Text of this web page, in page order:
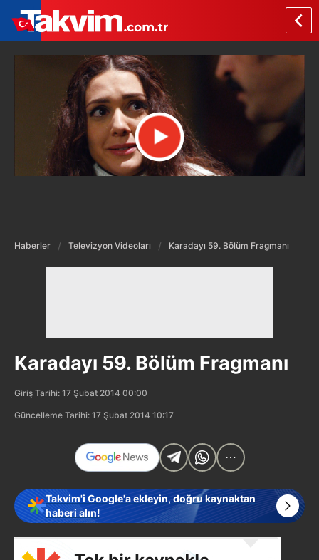
Haberler Televizyon Videoları Karadayı 59. Bölüm Fragmanı
Karadayı 59. Bölüm Fragmanı
Giriş Tarihi: 17 Şubat 2014 00:00
Güncelleme Tarihi: 17 Şubat 2014 10:17
Takvim'i Google'a ekleyin, doğru kaynaktan
haberi alın!